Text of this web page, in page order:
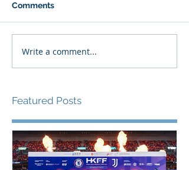
Comments
Write a comment...
Featured Posts